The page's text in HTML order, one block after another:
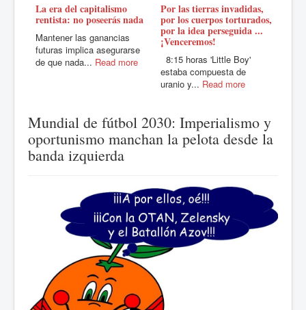
La era del capitalismo
rentista: no poseerás nada
Mantener las ganancias
futuras implica asegurarse
de que nada... Read more
Por las tierras invadidas,
por los cuerpos torturados,
por la idea perseguida ...
¡Venceremos!
8:15 horas 'Little Boy'
estaba compuesta de
uranio y... Read more
Mundial de fútbol 2030: Imperialismo y
oportunismo manchan la pelota desde la
banda izquierda